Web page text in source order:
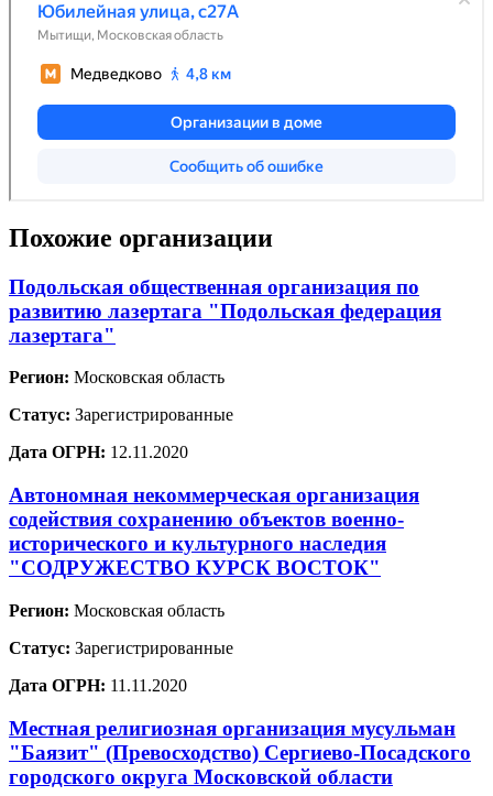
Похожие организации
Подольская общественная организация по
развитию лазертага "Подольская федерация
лазертага"
Регион: Московская область
Статус: Зарегистрированные
Дата ОГРН: 12.11.2020
Автономная некоммерческая организация
содействия сохранению объектов военно-
исторического и культурного наследия
"СОДРУЖЕСТВО КУРСК ВОСТОК"
Регион: Московская область
Статус: Зарегистрированные
Дата ОГРН: 11.11.2020
Местная религиозная организация мусульман
"Баязит" (Превосходство) Сергиево-Посадского
городского округа Московской области